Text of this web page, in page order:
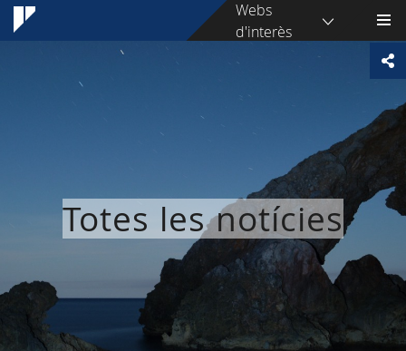
Webs
d'interès
Totes les notícies